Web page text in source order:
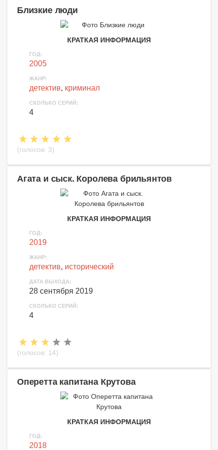
Близкие люди
КРАТКАЯ ИНФОРМАЦИЯ
ГОД:
2005
ЖАНР:
детектив, криминал
СКОЛЬКО СЕРИЙ:
4
(голосов: 3)
Агата и сыск. Королева брильянтов
КРАТКАЯ ИНФОРМАЦИЯ
ГОД:
2019
ЖАНР:
детектив, исторический
ДАТА ВЫХОДА:
28 сентября 2019
СКОЛЬКО СЕРИЙ:
4
(голосов: 14)
Оперетта капитана Крутова
КРАТКАЯ ИНФОРМАЦИЯ
ГОД:
2018